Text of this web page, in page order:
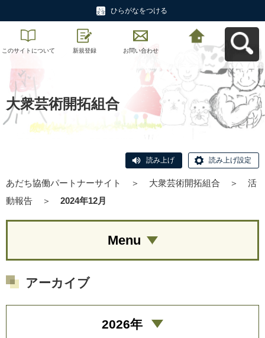
ひらがなをつける
このサイトについて 新規登録 お問い合わせ
あだち協働パートナ
ーサイトへ戻る
大衆芸術開拓組合
読み上げ 読み上げ設定
あだち協働パートナーサイト ＞ 大衆芸術開拓組合 ＞
活
動報告
＞ 2024年12月
Menu
アーカイブ
2026年